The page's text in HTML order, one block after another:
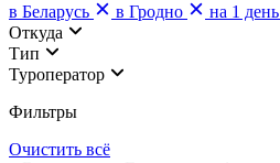
в Беларусь
в Гродно на 1 день
Откуда
Тип
Туроператор
Фильтры
Очистить всё